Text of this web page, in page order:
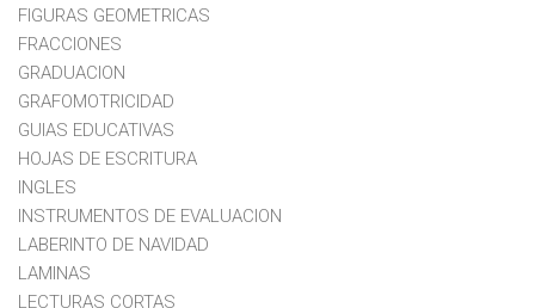
FIGURAS GEOMETRICAS
FRACCIONES
GRADUACION
GRAFOMOTRICIDAD
GUIAS EDUCATIVAS
HOJAS DE ESCRITURA
INGLES
INSTRUMENTOS DE EVALUACION
LABERINTO DE NAVIDAD
LAMINAS
LECTURAS CORTAS